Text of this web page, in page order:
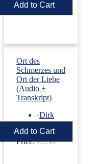
Price: €5.50
Ort des
Schmerzes und
Ort der Liebe
(Audio +
Transkript)
›Dirk
Revenstorf
Price: €5.50